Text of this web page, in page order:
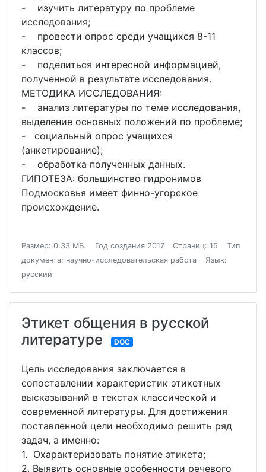
- изучить литературу по проблеме
исследования;
- провести опрос среди учащихся 8-11
классов;
- поделиться интересной информацией,
полученной в результате исследования.
МЕТОДИКА ИССЛЕДОВАНИЯ:
- анализ литературы по теме исследования,
выделение основных положений по проблеме;
- социальный опрос учащихся
(анкетирование);
- обработка полученных данных.
ГИПОТЕЗА: большинство гидронимов
Подмосковья имеет финно-угорское
происхождение.
Размер: 0.33 МБ. Год создания 2017 Страниц: 15
Тип
документа: научно-исследовательская работа
Язык:
русский
Этикет общения в русской
литературе
DOC
Цель исследования заключается в
сопоставлении характеристик этикетных
высказываний в текстах классической и
современной литературы. Для достижения
поставленной цели необходимо решить ряд
задач, а именно:
1. Охарактеризовать понятие этикета;
2. Выявить основные особенности речевого